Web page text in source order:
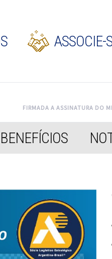
ASSOCIE-
FIRMADA A ASSINATURA DO